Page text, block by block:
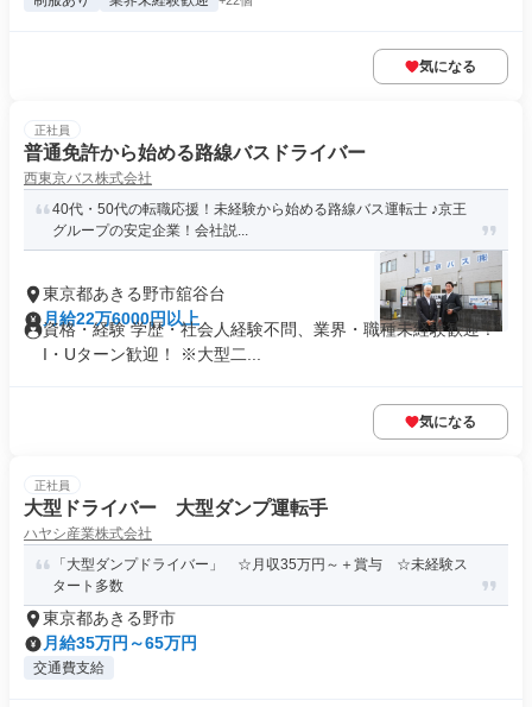
気になる
正社員
普通免許から始める路線バスドライバー
西東京バス株式会社
40代・50代の転職応援！未経験から始める路線バス運転士 ♪京王
グループの安定企業！会社説...
東京都あきる野市舘谷台
月給22万6000円以上
資格・経験 学歴・社会人経験不問、業界・職種未経験歓迎！
I・Uターン歓迎！ ※大型二...
気になる
正社員
大型ドライバー 大型ダンプ運転手
ハヤシ産業株式会社
「大型ダンプドライバー」 ☆月収35万円～＋賞与 ☆未経験ス
タート多数
東京都あきる野市
月給35万円～65万円
交通費支給